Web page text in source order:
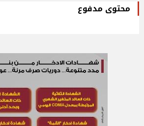
محتوى مدفوع